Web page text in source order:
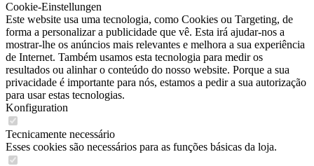
Cookie-Einstellungen
Este website usa uma tecnologia, como Cookies ou Targeting, de
forma a personalizar a publicidade que vê. Esta irá ajudar-nos a
mostrar-lhe os anúncios mais relevantes e melhora a sua experiência
de Internet. Também usamos esta tecnologia para medir os
resultados ou alinhar o conteúdo do nosso website. Porque a sua
privacidade é importante para nós, estamos a pedir a sua autorização
para usar estas tecnologias.
Konfiguration
Tecnicamente necessário
Esses cookies são necessários para as funções básicas da loja.